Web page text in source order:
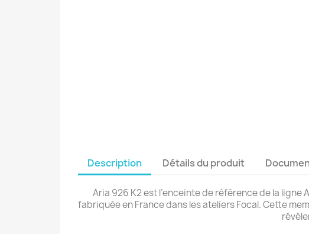
Description Détails du produit
Aria 926 K2 est l’enceinte de référence de la ligne
fabriquée en France dans les ateliers Focal. Cette